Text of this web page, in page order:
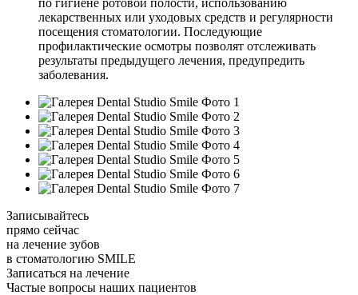
лекарственных или уходовых средств и регулярности
посещения стоматологии. Последующие
профилактические осмотры позволят отслеживать
результаты предыдущего лечения, предупредить
заболевания.
Записывайтесь
прямо сейчас
на лечение зубов
в стоматологию SMILE
Записаться на лечение
Частые вопросы наших пациентов